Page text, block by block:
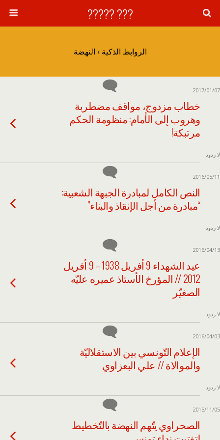
??? ?????
الروابط الذكية › النهضة
2017/01/07
خطاب مزدوج، مواقف مضطربة
وهروب إلى الأمام: منظومة الحكم
مرتبكة!
لا ردود
2016/05/11
النص الكامل لمبادرة الجبهة الشعبية:
“مبادرة من أجل الإنقاذ والبناء”
لا ردود
2016/04/13
عيد الشهداء 9 أفريل 1938 – 9 أفريل
2012 // المؤرخ الأستاذ عميره عليّه
الصغيّر
لا ردود
2016/04/03
الإعلام التّونسي بين الاستقلاليّة
والموالاة // علي البعزاوي
لا ردود
2015/11/05
الصحراوي يتّهم النهضة بالتّخطيط